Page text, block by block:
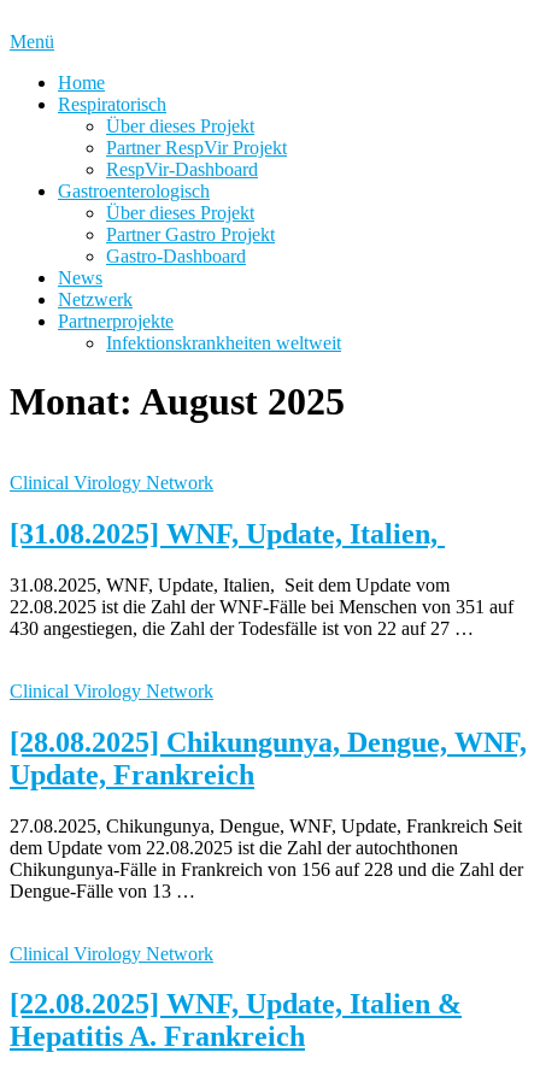
Inhalt
Menü
Home
Respiratorisch
Über dieses Projekt
Partner RespVir Projekt
RespVir-Dashboard
Gastroenterologisch
Über dieses Projekt
Partner Gastro Projekt
Gastro-Dashboard
News
Netzwerk
Partnerprojekte
Infektionskrankheiten weltweit
Monat: August 2025
Clinical Virology Network
[31.08.2025] WNF, Update, Italien,
31.08.2025, WNF, Update, Italien, Seit dem Update vom
22.08.2025 ist die Zahl der WNF-Fälle bei Menschen von 351 auf
430 angestiegen, die Zahl der Todesfälle ist von 22 auf 27 …
Clinical Virology Network
[28.08.2025] Chikungunya, Dengue, WNF,
Update, Frankreich
27.08.2025, Chikungunya, Dengue, WNF, Update, Frankreich Seit
dem Update vom 22.08.2025 ist die Zahl der autochthonen
Chikungunya-Fälle in Frankreich von 156 auf 228 und die Zahl der
Dengue-Fälle von 13 …
Clinical Virology Network
[22.08.2025] WNF, Update, Italien &
Hepatitis A. Frankreich